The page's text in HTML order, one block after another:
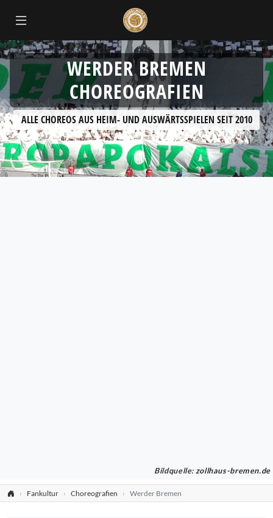
WERDER BREMEN
CHOREOGRAFIEN
ALLE CHOREOS AUS HEIM- UND AUSWÄRTSSPIELEN SEIT 2010
Bildquelle: zollhaus-bremen.de
Fankultur Choreografien Werder Bremen